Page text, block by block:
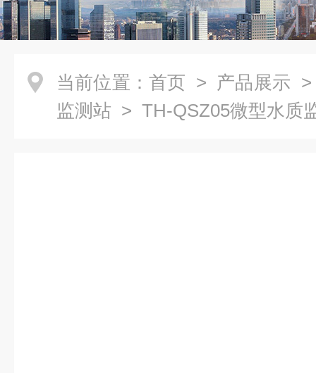
当前位置： 首页 > 产品展示
监测站 > TH-QSZ05微型水质